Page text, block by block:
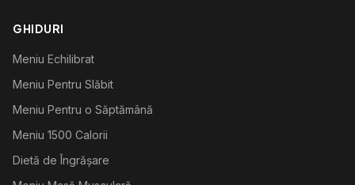
GHIDURI
Meniu Echilibrat
Meniu Pentru Slăbit
Meniu Pentru o Săptămână
Meniu 1500 Calorii
Dietă de Îngrășare